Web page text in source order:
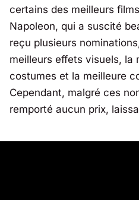
certains des meilleurs
Napoleon, qui a suscité
reçu plusieurs
meilleurs effets visuels, la
costumes et la meilleure
Cependant, malgré ces
remporté aucun prix,